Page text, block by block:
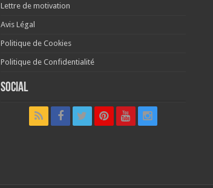
Lettre de motivation
Avis Légal
Politique de Cookies
Politique de Confidentialité
Social